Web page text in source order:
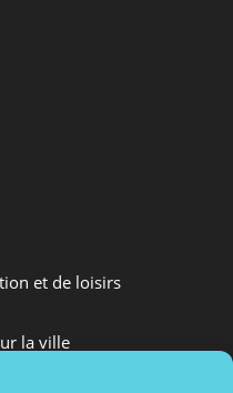
et de loisirs
la ville